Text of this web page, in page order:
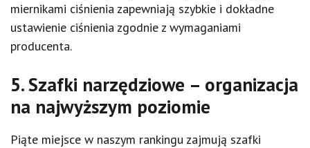
miernikami ciśnienia zapewniają szybkie i dokładne
ustawienie ciśnienia zgodnie z wymaganiami
producenta.
5. Szafki narzędziowe – organizacja
na najwyższym poziomie
Piąte miejsce w naszym rankingu zajmują szafki